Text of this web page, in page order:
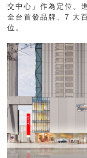
交中心」作為定位。
全台首發品牌、7 大
位。